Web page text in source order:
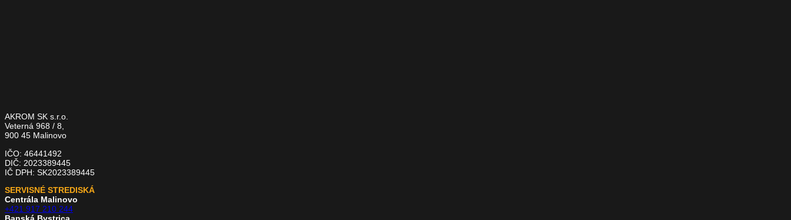
AKROM SK s.r.o.
Veterná 968 / 8,
900 45 Malinovo
IČO: 46441492
DIČ: 2023389445
IČ DPH: SK2023389445
SERVISNÉ STREDISKÁ
Centrála Malinovo
+421 917 210 244